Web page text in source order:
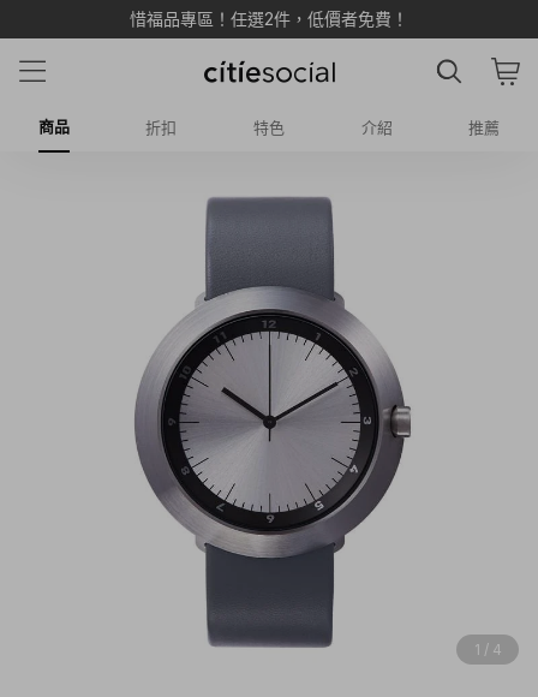
惜福品專區！任選2件，低價者免費！
商品 折扣 特色 介紹 推薦
1 / 4